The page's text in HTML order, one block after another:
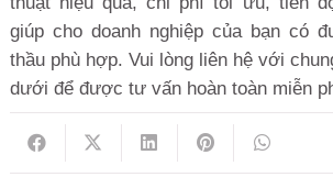
giúp cho doanh nghiệp của bạn có
thầu phù hợp. Vui lòng liên hệ với
dưới để được tư vấn hoàn toàn miễn